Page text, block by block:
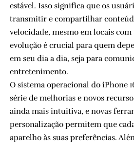
estável. Isso significa que os
transmitir e compartilhar
velocidade, mesmo em locais
evolução é crucial para quem
em seu dia a dia, seja para
entretenimento.
O sistema operacional do iPhone
série de melhorias e novos
ainda mais intuitiva, e novas
personalização permitem que
aparelho às suas preferências.